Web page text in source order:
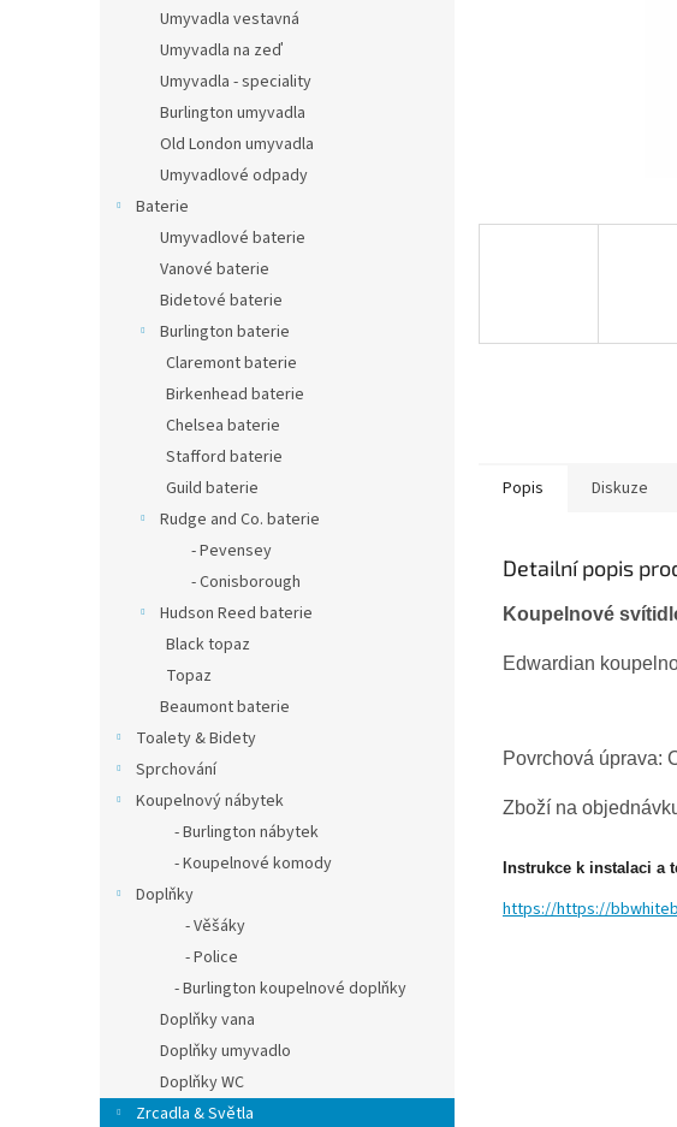
Umyvadla vestavná
Umyvadla na zeď
Umyvadla - speciality
Burlington umyvadla
Old London umyvadla
Umyvadlové odpady
Baterie
Umyvadlové baterie
Vanové baterie
Bidetové baterie
Burlington baterie
Claremont baterie
Birkenhead baterie
Chelsea baterie
Stafford baterie
Guild baterie
Rudge and Co. baterie
- Pevensey
- Conisborough
Hudson Reed baterie
Black topaz
Topaz
Beaumont baterie
Toalety & Bidety
Sprchování
Koupelnový nábytek
- Burlington nábytek
- Koupelnové komody
Doplňky
- Věšáky
- Police
- Burlington koupelnové doplňky
Doplňky vana
Doplňky umyvadlo
Doplňky WC
Zrcadla & Světla
Popis Diskuze
Detailní popis
Koupelnové
Edwardian
Povrchová úprava:
Zboží na
Instrukce k instalaci a
https://https://